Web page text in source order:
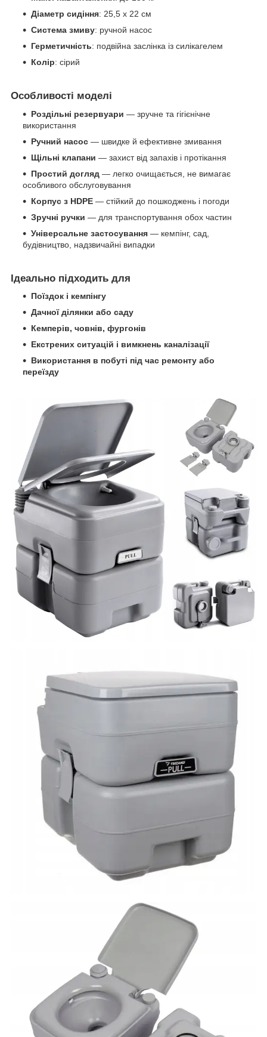
Діаметр сидіння: 25,5 x 22 см
Система змиву: ручной насос
Герметичність: подвійна заслінка із силікагелем
Колір: сірий
Особливості моделі
Роздільні резервуари — зручне та гігієнічне
використання
Ручний насос — швидке й ефективне змивання
Щільні клапани — захист від запахів і протікання
Простий догляд — легко очищається, не вимагає
особливого обслуговування
Корпус з HDPE — стійкий до пошкоджень і погоди
Зручні ручки — для транспортування обох частин
Універсальне застосування — кемпінг, сад,
будівництво, надзвичайні випадки
Ідеально підходить для
Поїздок і кемпінгу
Дачної ділянки або саду
Кемперів, човнів, фургонів
Екстрених ситуацій і вимкнень каналізації
Використання в побуті під час ремонту або
переїзду